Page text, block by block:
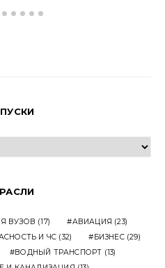
ВУЗОВ (17) АВИАЦИЯ (23)
И ЧС (32) БИЗНЕС(29)
ВОДНЫЙ ТРАНСПОРТ (13)